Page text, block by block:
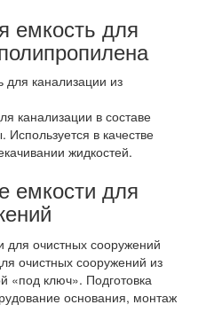
емкость для
канализации в составе
в качестве
жидкостей.
емкости для
очистных сооружений из
«под ключ». Подготовка
основания, монтаж